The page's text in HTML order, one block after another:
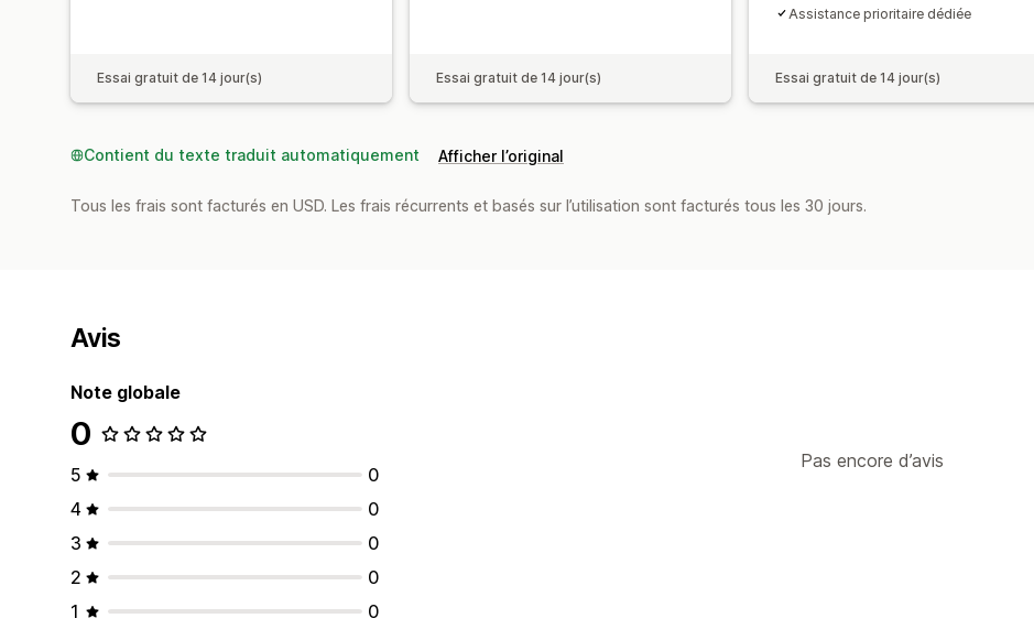
Essai gratuit de 14 jour(s) Essai gratuit de 14 jour(s)
Assistance prioritaire dédiée
Essai gratuit de 14 jour(s)
Contient du texte traduit automatiquement Afficher l’original
Tous les frais sont facturés en USD. Les frais récurrents et basés sur l’utilisation sont facturés tous les 30 jours.
Avis
Note globale
0
5
0
4
0
3
0
2
0
1
0
Pas encore d’avis